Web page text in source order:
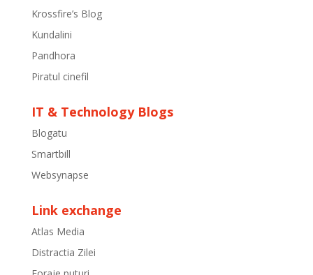
Krossfire’s Blog
Kundalini
Pandhora
Piratul cinefil
IT & Technology Blogs
Blogatu
Smartbill
Websynapse
Link exchange
Atlas Media
Distractia Zilei